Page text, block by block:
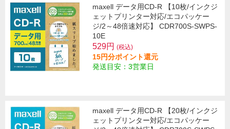
maxell データ用CD-R 【10枚/インクジ
ェットプリンター対応/エコパッケー
ジ/2～48倍速対応】 CDR700S-SWPS-
10E
529円 (税込)
15円分ポイント還元
発送目安：3営業日
maxell データ用CD-R 【20枚/インクジ
ェットプリンター対応/エコパッケー